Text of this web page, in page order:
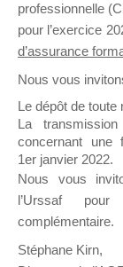
Ce
sur lequel
ou poser
NB : Il est
pouvoir
professionnelle
pour l’exercice
d’assurance
Nous vous
Le dépôt de toute
La
concernant une
1er janvier 2022.
Nous vous
l’Urssaf
complémentaire.
Stéphane Kirn,